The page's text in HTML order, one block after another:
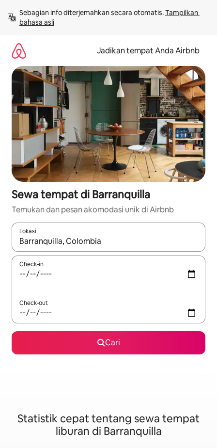
langsung
lihat
Sebagian info diterjemahkan secara otomatis. Tampilkan
bahasa asli
Jadikan tempat Anda Airbnb
Sewa tempat di Barranquilla
Temukan dan pesan akomodasi unik di Airbnb
Lokasi
Jika hasil yang dicari tersedia, telusuri dengan tombol panah
Check-in
Check-out
Cari
Statistik cepat tentang sewa tempat
liburan di Barranquilla